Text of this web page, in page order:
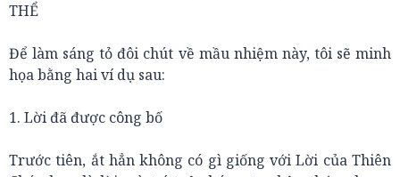
THỂ
Để làm sáng tỏ đôi chút về mầu nhiệm này, tôi sẽ minh
họa bằng hai ví dụ sau:
1. Lời đã được công bố
Trước tiên, ắt hẳn không có gì giống với Lời của Thiên